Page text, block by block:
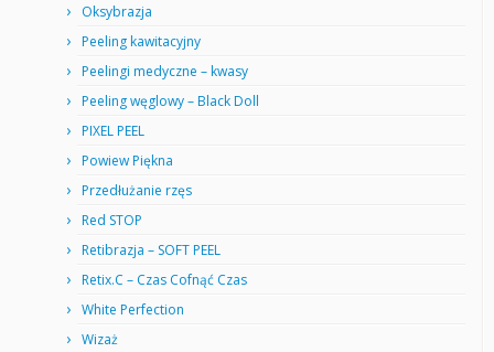
Oksybrazja
Peeling kawitacyjny
Peelingi medyczne – kwasy
Peeling węglowy – Black Doll
PIXEL PEEL
Powiew Piękna
Przedłużanie rzęs
Red STOP
Retibrazja – SOFT PEEL
Retix.C – Czas Cofnąć Czas
White Perfection
Wizaż